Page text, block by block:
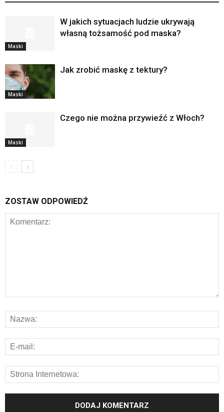
Maski
W jakich sytuacjach ludzie ukrywają
własną tożsamość pod maska?
Maski
Jak zrobić maskę z tektury?
Maski
Czego nie można przywieźć z Włoch?
ZOSTAW ODPOWIEDŹ